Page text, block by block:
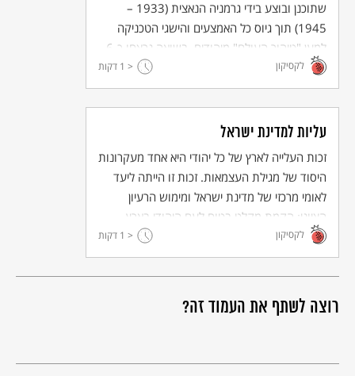
רוצה לשתף את העמוד זה?
שתוכנן ובוצע בידי גרמניה הנאצית (1933 –
1945) תוך גיוס כל האמצעים והישגי הטכניקה
למען "טיהור העולם" מיהודים. בשואה נרצחו כ-6
מיליון יהודים (ובהם 1.5 מיליון ילדים), ויהדות
אירופה נחרבה.
לקסיקון < 1 דקות
עליות למדינת ישראל
זכות העלייה לארץ של כל יהודי היא אחד מעקרונות
היסוד של מגילת העצמאות. זכות זו הייתה ליעד
לאומי מרכזי של מדינת ישראל ומימוש הרעיון
הציוני: הקמת מקלט בטוח לעם היהודי בארץ
ישראל וקיבוץ גלויות.
לקסיקון < 1 דקות